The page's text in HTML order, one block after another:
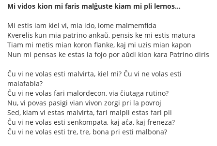
Mi vidos kion mi faris malĝuste kiam mi pli lernos...
Mi estis iam kiel vi, mia ido, iome malmemfida
Kverelis kun mia patrino ankaŭ, pensis ke mi estis matura
Tiam mi metis mian koron flanke, kaj mi uzis mian kapon
Nun mi pensas ke estas la fojo por aŭdi kion kara Patrino diris
Ĉu vi ne volas esti malvirta, kiel mi? Ĉu vi ne volas esti
malafabla?
Ĉu vi ne volas fari malordecon, via ĉiutaga rutino?
Nu, vi povas pasigi vian vivon zorgi pri la povroj
Sed, kiam vi estas malvirta, fari malpli estas fari pli
Ĉu vi ne volas esti senkompata, kaj aĉa, kaj freneza?
Ĉu vi ne volas esti tre, tre, bona pri esti malbona?